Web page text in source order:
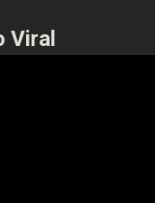
Viral